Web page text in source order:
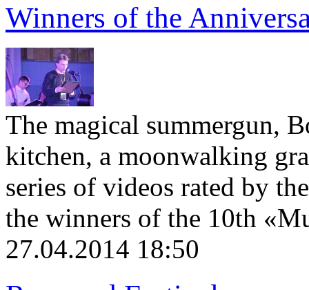
Winners of the
The magical summergun,
kitchen, a moonwalking
series of videos rated by
the winners of the 10th
27.04.2014 18:50